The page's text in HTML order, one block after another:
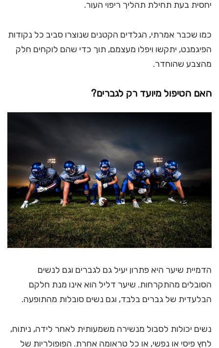
יחסית בעת תחילת תהליך ריפוי העור.
כמו שכבר אמרתי, הגלדים הקטנים שנוצרו סביב כל נקודות
הפיגמנט, יתקשו ויפלו מעצמם, תוך כדי שהם לוקחים חלק
מהצבע שהוחדר.
האם הטיפול מיועד רק לגברים?
הדמיית שיער היא פתרון יעיל גם לגברים וגם לנשים
הסובלים מהתקרחות. שיער דליל הוא אינו מנת חלקם
הבלעדית של גברים בלבד, וגם נשים סובלות מהתופעה.
נשים יכולות לסבול מנשירה משמעותית לאחר לידה, ניתוח,
לחץ פיסי או נפשי, או כל טראומה אחרת. הפופולריות של